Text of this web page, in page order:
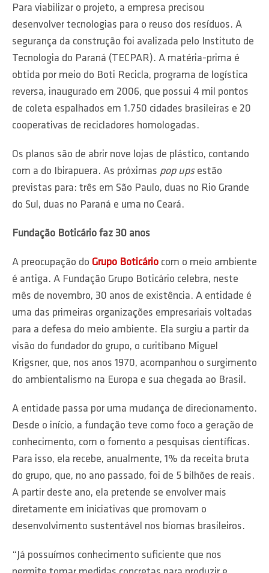
Para viabilizar o projeto, a empresa precisou
desenvolver tecnologias para o reuso dos resíduos. A
segurança da construção foi avalizada pelo Instituto de
Tecnologia do Paraná (TECPAR). A matéria-prima é
obtida por meio do Boti Recicla, programa de logística
reversa, inaugurado em 2006, que possui 4 mil pontos
de coleta espalhados em 1.750 cidades brasileiras e 20
cooperativas de recicladores homologadas.
Os planos são de abrir nove lojas de plástico, contando
com a do Ibirapuera. As próximas pop upsestão
previstas para: três em São Paulo, duas no Rio Grande
do Sul, duas no Paraná e uma no Ceará.
Fundação Boticário faz 30 anos
A preocupação do Grupo Boticário com o meio ambiente
é antiga. A Fundação Grupo Boticário celebra, neste
mês de novembro, 30 anos de existência. A entidade é
uma das primeiras organizações empresariais voltadas
para a defesa do meio ambiente. Ela surgiu a partir da
visão do fundador do grupo, o curitibano Miguel
Krigsner, que, nos anos 1970, acompanhou o surgimento
do ambientalismo na Europa e sua chegada ao Brasil.
A entidade passa por uma mudança de direcionamento.
Desde o início, a fundação teve como foco a geração de
conhecimento, com o fomento a pesquisas científicas.
Para isso, ela recebe, anualmente, 1% da receita bruta
do grupo, que, no ano passado, foi de 5 bilhões de reais.
A partir deste ano, ela pretende se envolver mais
diretamente em iniciativas que promovam o
desenvolvimento sustentável nos biomas brasileiros.
“Já possuímos conhecimento suficiente que nos